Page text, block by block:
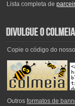
Lista completa de
Copie o código do nosso
Outros formatos de